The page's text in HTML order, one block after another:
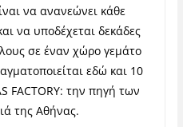
να ανανεώνει κάθε
να υποδέχεται δεκάδες
σε έναν χώρο γεμάτο
εδώ και 10
FACTORY: την πηγή των
της Αθήνας.